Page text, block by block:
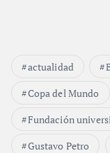
actualidad
Copa del Mundo
Fundación
Gustavo Petro